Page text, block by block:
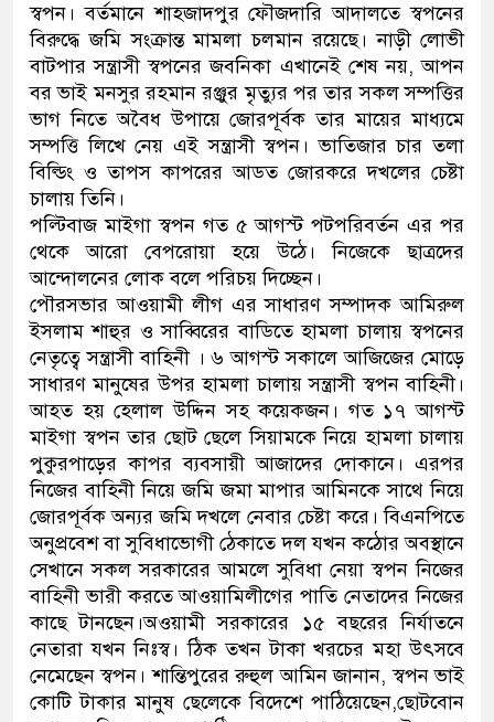
স্বপন। বর্তমানে শাহজাদপুর ফৌজদারি আদালতে স্বপনের
বিরুদ্ধে জমি সংক্রান্ত মামলা চলমান রয়েছে। নাড়ী লোভী
বাটপার সন্ত্রাসী স্বপনের জবনিকা এখানেই শেষ নয়, আপন
বর ভাই মনসুর রহমান রঞ্জুর মৃত্যুর পর তার সকল সম্পত্তির
ভাগ নিতে অবৈধ উপায়ে জোরপূর্বক তার মায়ের মাধ্যমে
সম্পত্তি লিখে নেয় এই সন্ত্রাসী স্বপন। ভাতিজার চার তলা
বিল্ডিং ও তাপস কাপরের আডত জোরকরে দখলের চেষ্টা
চালায় তিনি।
পল্টিবাজ মাইগা স্বপন গত ৫ আগস্ট পটপরিবর্তন এর পর
থেকে আরো বেপরোয়া হয়ে উঠে। নিজেকে ছাত্রদের
আন্দোলনের লোক বলে পরিচয় দিচ্ছেন।
পৌরসভার আওয়ামী লীগ এর সাধারণ সম্পাদক আমিরুল
ইসলাম শাহুর ও সাব্বিরের বাডিতে হামলা চালায় স্বপনের
নেতৃত্বে সন্ত্রাসী বাহিনী । ৬ আগস্ট সকালে আজিজের মোড়ে
সাধারণ মানুষের উপর হামলা চালায় সন্ত্রাসী স্বপন বাহিনী।
আহত হয় হেলাল উদ্দিন সহ কয়েকজন। গত ১৭ আগস্ট
মাইগা স্বপন তার ছোট ছেলে সিয়ামকে নিয়ে হামলা চালায়
পুকুরপাড়ের কাপর ব্যবসায়ী আজাদের দোকানে। এরপর
নিজের বাহিনী নিয়ে জমি জমা মাপার আমিনকে সাথে নিয়ে
জোরপূর্বক অন্যর জমি দখলে নেবার চেষ্টা করে। বিএনপিতে
অনুপ্রবেশ বা সুবিধাভোগী ঠেকাতে দল যখন কঠোর অবস্থানে
সেখানে সকল সরকারের আমলে সুবিধা নেয়া স্বপন নিজের
বাহিনী ভারী করতে আওয়ামিলীগের পাতি নেতাদের নিজের
কাছে টানছেন।অওয়ামী সরকারের ১৫ বছরের নির্যাতনে
নেতারা যখন নিঃস্ব। ঠিক তখন টাকা খরচের মহা উৎসবে
নেমেছেন স্বপন। শান্তিপুরের রুহুল আমিন জানান, স্বপন ভাই
কোটি টাকার মানুষ ছেলেকে বিদেশে পাঠিয়েছেন,ছোটবোন